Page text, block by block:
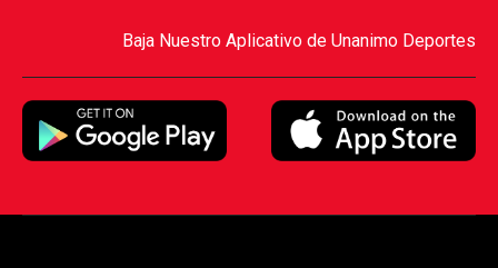
Baja Nuestro Aplicativo de Unanimo Deportes